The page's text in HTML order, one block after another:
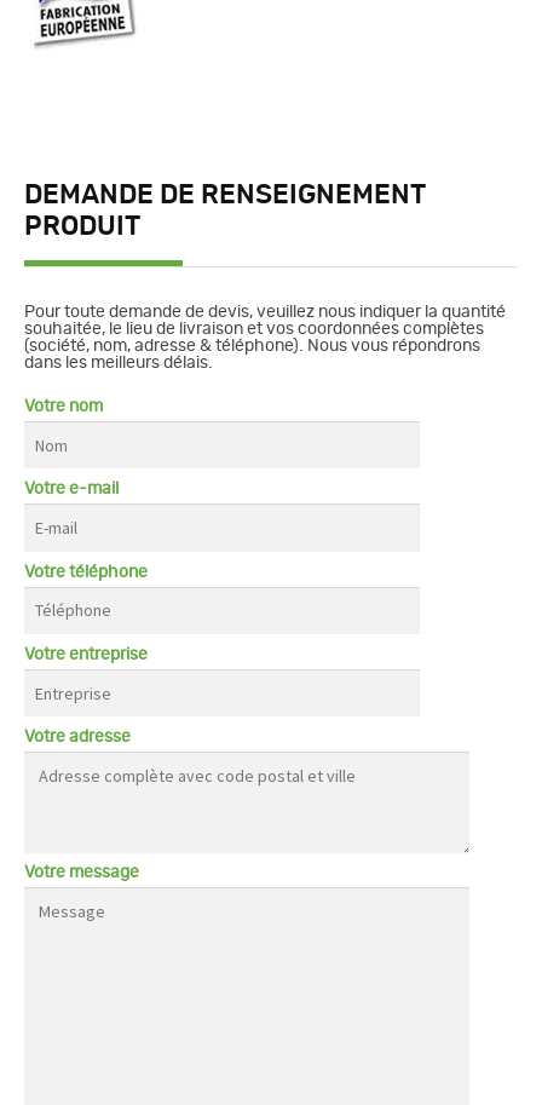
DEMANDE DE RENSEIGNEMENT
PRODUIT
Pour toute demande de devis, veuillez nous indiquer la quantité
souhaitée, le lieu de livraison et vos coordonnées complètes
(société, nom, adresse & téléphone). Nous vous répondrons
dans les meilleurs délais.
Votre nom
Votre e-mail
Votre téléphone
Votre entreprise
Votre adresse
Votre message